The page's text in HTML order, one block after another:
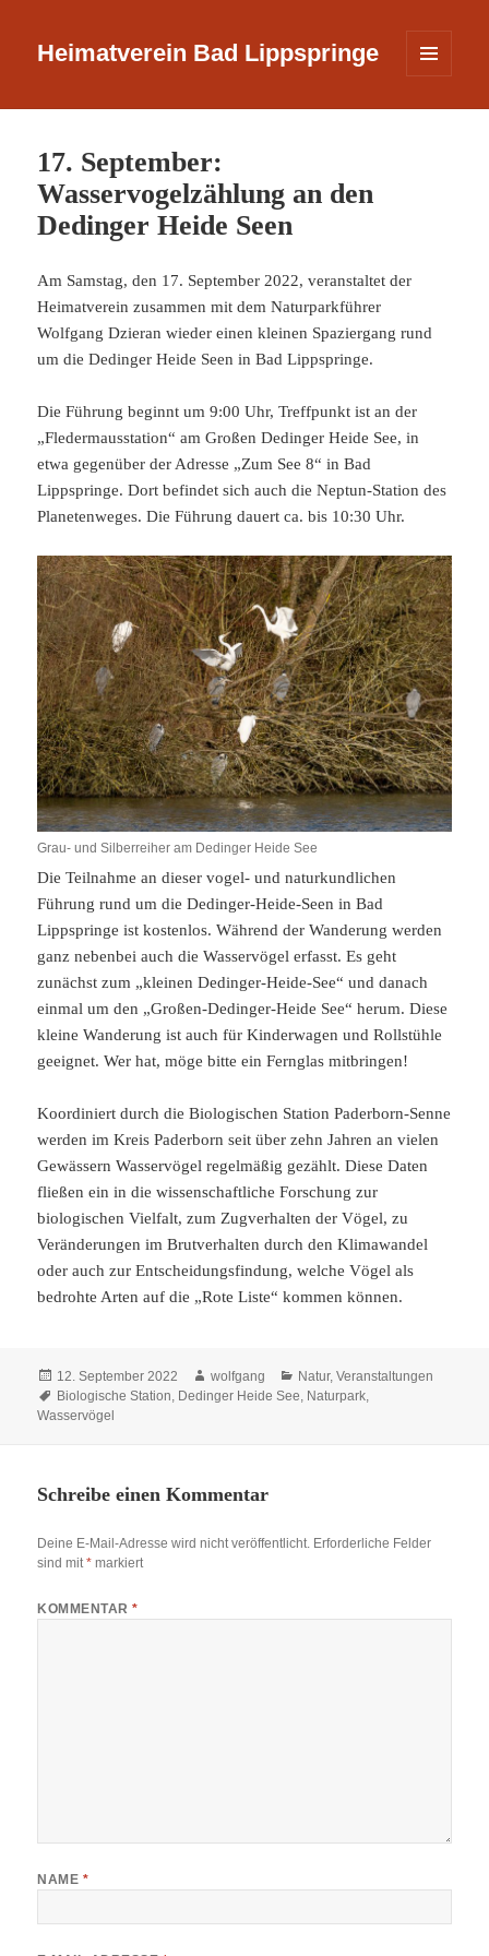
Heimatverein Bad Lippspringe
WIDGETS
17. September:
Wasservogelzählung an den
Dedinger Heide Seen
Am Samstag, den 17. September 2022, veranstaltet der
Heimatverein zusammen mit dem Naturparkführer
Wolfgang Dzieran wieder einen kleinen Spaziergang rund
um die Dedinger Heide Seen in Bad Lippspringe.
Die Führung beginnt um 9:00 Uhr, Treffpunkt ist an der
„Fledermausstation“ am Großen Dedinger Heide See, in
etwa gegenüber der Adresse „Zum See 8“ in Bad
Lippspringe. Dort befindet sich auch die Neptun-Station des
Planetenweges. Die Führung dauert ca. bis 10:30 Uhr.
Grau- und Silberreiher am Dedinger Heide See
Die Teilnahme an dieser vogel- und naturkundlichen
Führung rund um die Dedinger-Heide-Seen in Bad
Lippspringe ist kostenlos. Während der Wanderung werden
ganz nebenbei auch die Wasservögel erfasst. Es geht
zunächst zum „kleinen Dedinger-Heide-See“ und danach
einmal um den „Großen-Dedinger-Heide See“ herum. Diese
kleine Wanderung ist auch für Kinderwagen und Rollstühle
geeignet. Wer hat, möge bitte ein Fernglas mitbringen!
Koordiniert durch die Biologischen Station Paderborn-Senne
werden im Kreis Paderborn seit über zehn Jahren an vielen
Gewässern Wasservögel regelmäßig gezählt. Diese Daten
fließen ein in die wissenschaftliche Forschung zur
biologischen Vielfalt, zum Zugverhalten der Vögel, zu
Veränderungen im Brutverhalten durch den Klimawandel
oder auch zur Entscheidungsfindung, welche Vögel als
bedrohte Arten auf die „Rote Liste“ kommen können.
Veröffentlicht
am
12. September 2022 Autor
wolfgang Kategorien
Natur,Veranstaltungen
Schlagwörter
Biologische Station Dedinger Heide See Naturpark
Wasservögel
Schreibe einen Kommentar
Deine E-Mail-Adresse wird nicht veröffentlicht. Erforderliche Felder
sind mit* markiert
KOMMENTAR*
NAME *